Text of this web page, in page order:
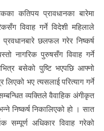
कतिपय प्रावधानका बारेमा
विवाह गर्ने विदेशी महिलाले
प्रवधानबारे छलफल गरेर निष्कर्ष
नागरिक पुरुषसँग विवाह गर्ने
बसेको पुष्टि भएपछि आफ्नो
लिएको भए त्यसलाई परित्याग गर्ने
व्यक्तिले वैवाहिक अंगीकृत
निष्कर्ष निकालिएको हो । सात
सम्पूर्ण अधिकार विवाह गरेको